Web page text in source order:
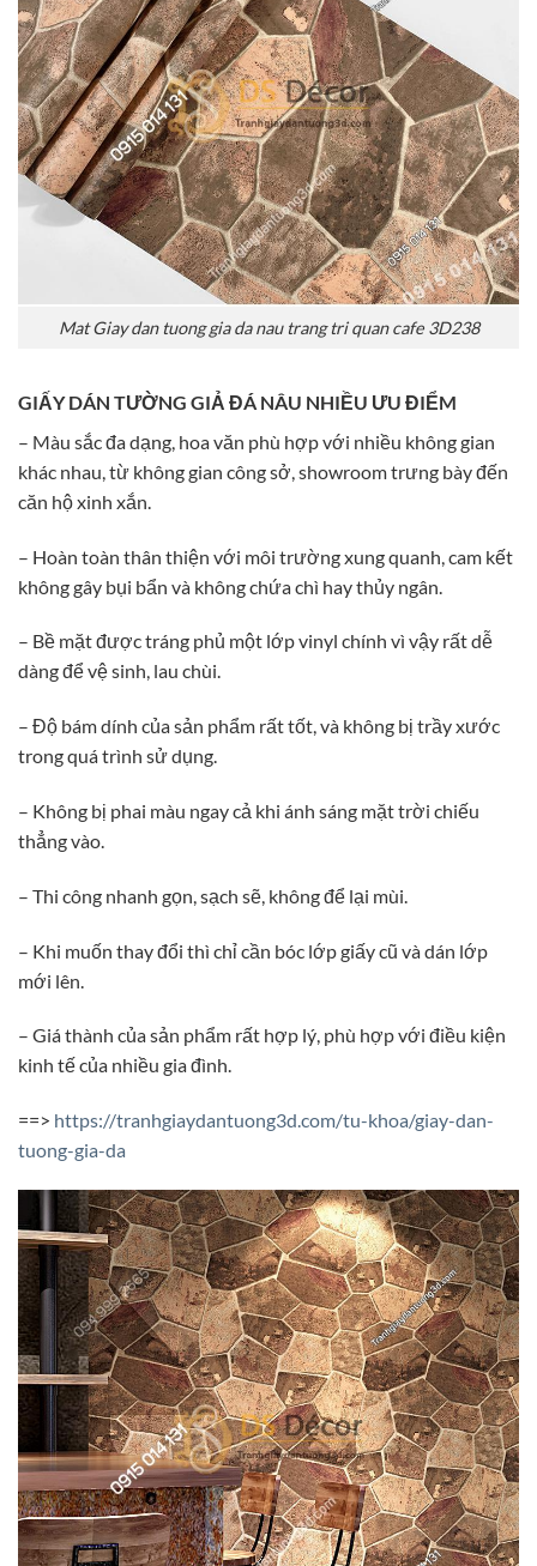
Mat Giay dan tuong gia da nau trang tri quan cafe 3D238
GIẤY DÁN TƯỜNG GIẢ ĐÁ NÂU NHIỀU ƯU ĐIỂM
– Màu sắc đa dạng, hoa văn phù hợp với nhiều không gian
khác nhau, từ không gian công sở, showroom trưng bày đến
căn hộ xinh xắn.
– Hoàn toàn thân thiện với môi trường xung quanh, cam kết
không gây bụi bẩn và không chứa chì hay thủy ngân.
– Bề mặt được tráng phủ một lớp vinyl chính vì vậy rất dễ
dàng để vệ sinh, lau chùi.
– Độ bám dính của sản phẩm rất tốt, và không bị trầy xước
trong quá trình sử dụng.
– Không bị phai màu ngay cả khi ánh sáng mặt trời chiếu
thẳng vào.
– Thi công nhanh gọn, sạch sẽ, không để lại mùi.
– Khi muốn thay đổi thì chỉ cần bóc lớp giấy cũ và dán lớp
mới lên.
– Giá thành của sản phẩm rất hợp lý, phù hợp với điều kiện
kinh tế của nhiều gia đình.
==> https://tranhgiaydantuong3d.com/tu-khoa/giay-dan-
tuong-gia-da